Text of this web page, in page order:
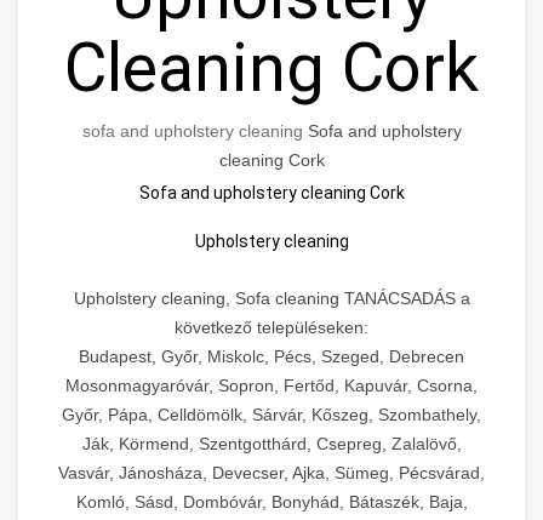
Cleaning Cork
sofa and upholstery cleaning Sofa and upholstery
cleaning Cork
Sofa and upholstery cleaning Cork
Upholstery cleaning
Upholstery cleaning, Sofa cleaning TANÁCSADÁS a
következő településeken:
Budapest, Győr, Miskolc, Pécs, Szeged, Debrecen
Mosonmagyaróvár, Sopron, Fertőd, Kapuvár, Csorna,
Győr, Pápa, Celldömölk, Sárvár, Kőszeg, Szombathely,
Ják, Körmend, Szentgotthárd, Csepreg, Zalalövő,
Vasvár, Jánosháza, Devecser, Ajka, Sümeg, Pécsvárad,
Komló, Sásd, Dombóvár, Bonyhád, Bátaszék, Baja,